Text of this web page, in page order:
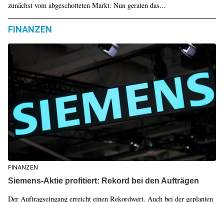
zunächst vom abgeschotteten Markt. Nun geraten das...
FINANZEN
FINANZEN
Siemens-Aktie profitiert: Rekord bei den Aufträgen
Der Auftragseingang erreicht einen Rekordwert. Auch bei der geplanten